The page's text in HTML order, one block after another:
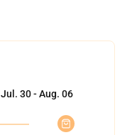
Jul. 30 - Aug. 06